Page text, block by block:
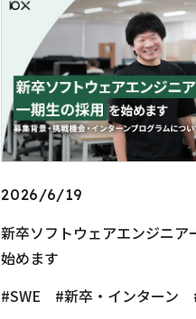
2026/6/19
新卒ソフトウェアエンジニア
始めます
SWE
新卒・インターン